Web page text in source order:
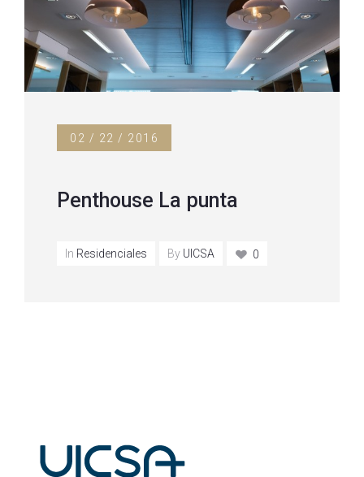
02 / 22 / 2016
Penthouse La punta
In Residenciales By UICSA 0